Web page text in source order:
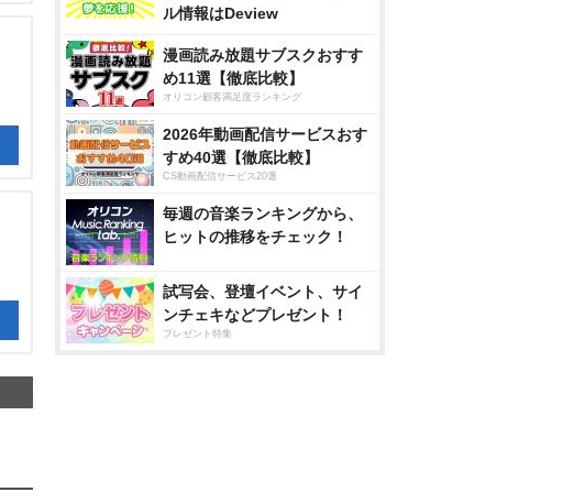
ル情報はDeview
漫画読み放題サブスクおすす
め11選【徹底比較】
オリコン顧客満足度ランキング
2026年動画配信サービスおす
すめ40選【徹底比較】
CS動画配信サービス20選
毎週の音楽ランキングから、
ヒットの推移をチェック！
試写会、登壇イベント、サイ
ンチェキなどプレゼント！
プレゼント特集